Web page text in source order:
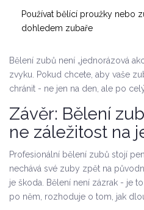
Používat bělící proužky nebo
dohledem zubaře
Bělení zubů není „jednorázová
zvyku. Pokud chcete, aby vaše
chránit - ne jen na den, ale po
Závěr: Bělení
ne záležitost na
Profesionální bělení zubů stojí
nechává své zuby zpět na
je škoda. Bělení není zázrak - je
po něm, rozhoduje o tom, jak